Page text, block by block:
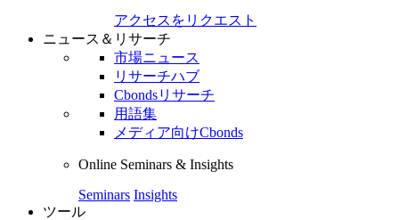
アクセスをリクエスト
ニュース＆リサーチ
市場ニュース
リサーチハブ
Cbondsリサーチ
用語集
メディア向けCbonds
Online Seminars & Insights
Seminars Insights
ツール